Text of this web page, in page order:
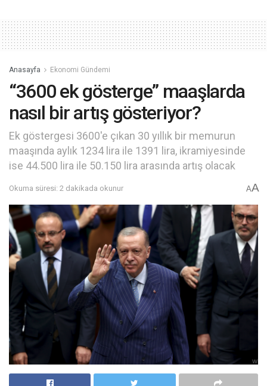
Anasayfa Ekonomi Gündemi
“3600 ek gösterge” maaşlarda
nasıl bir artış gösteriyor?
Ek göstergesi 3600'e çıkan 30 yıllık bir memurun
maaşında aylık 1234 lira ile 1391 lira, ikramiyesinde
ise 44.500 lira ile 50.150 lira arasında artış olacak
Okuma süresi: 2 dakikada okunur AA